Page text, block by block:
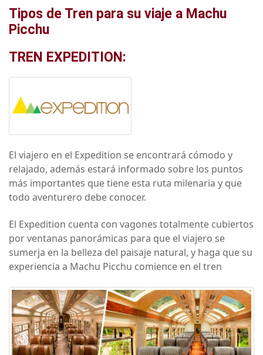
Tipos de Tren para su viaje a Machu
Picchu
TREN EXPEDITION:
El viajero en el Expedition se encontrará cómodo y
relajado, además estará informado sobre los puntos
más importantes que tiene esta ruta milenaria y que
todo aventurero debe conocer.
El Expedition cuenta con vagones totalmente cubiertos
por ventanas panorámicas para que el viajero se
sumerja en la belleza del paisaje natural, y haga que su
experiencia a Machu Picchu comience en el tren